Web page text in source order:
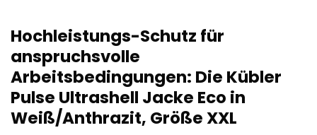
Hochleistungs-Schutz für
anspruchsvolle
Arbeitsbedingungen: Die Kübler
Pulse Ultrashell Jacke Eco in
Weiß/Anthrazit, Größe XXL